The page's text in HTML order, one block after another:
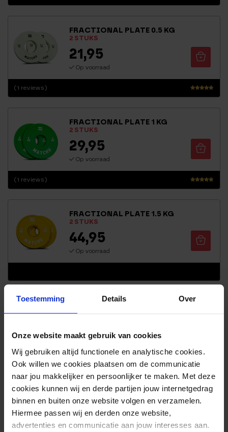
Toestemming Details Over
Onze website maakt gebruik van cookies
Wij gebruiken altijd functionele en analytische cookies.
Ook willen we cookies plaatsen om de communicatie
naar jou makkelijker en persoonlijker te maken. Met deze
cookies kunnen wij en derde partijen jouw internetgedrag
binnen en buiten onze website volgen en verzamelen.
Hiermee passen wij en derden onze website,
advertenties en communicatie aan jouw interesses aan.
FRACTIONAL PLATE 0.5 KG
2 STUKS
Waarderin
(1 reviews)
21,95
Op voorraad
FRACTIONAL PLATE 1 KG
2 STUKS
Waarderin
(1 reviews)
29,95
Op voorraad
FRACTIONAL PLATE 1.5 KG
2 STUKS
44,95
Op voorraad
2 STUKS
54,95
Op voorraad
HI-TEMP BUMPER PLATE 5 KG
64,95